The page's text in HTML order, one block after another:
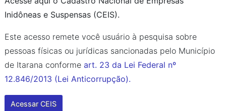
Inidôneas e Suspensas (CEIS).
Este acesso remete você usuário à pesquisa sobre
pessoas físicas ou jurídicas sancionadas pelo Município
de Itarana conforme art. 23 da Lei Federal nº
12.846/2013 (Lei Anticorrupção).
Acessar CEIS